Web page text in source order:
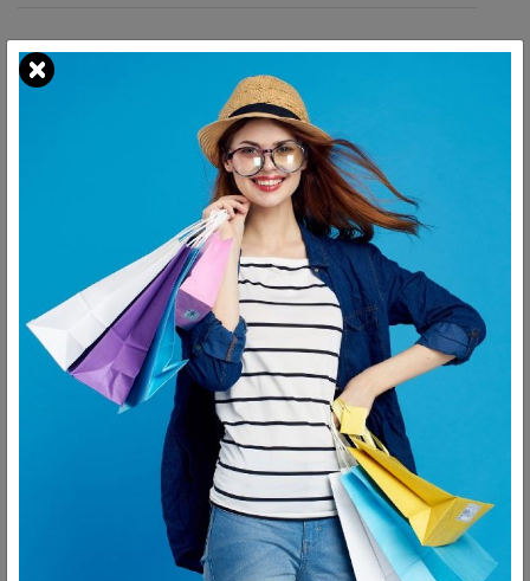
شارك: